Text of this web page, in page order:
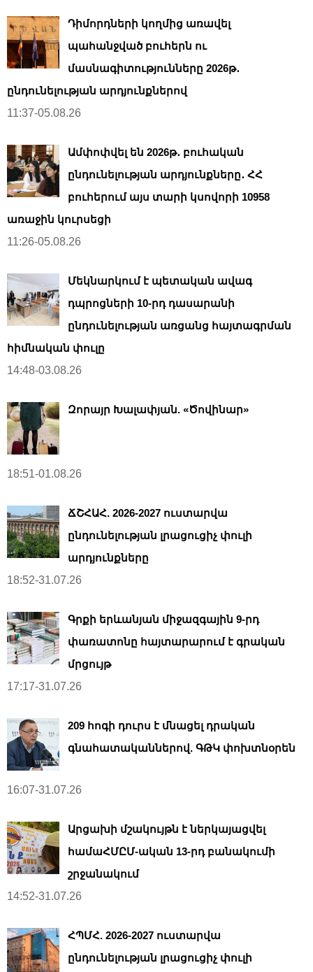
Դիմորդների կողմից առավել
պահանջված բուհերն ու
մասնագիտությունները 2026թ․
ընդունելության արդյունքներով
11:37-05.08.26
Ամփոփվել են 2026թ․ բուհական
ընդունելության արդյունքները․ ՀՀ
բուհերում այս տարի կսովորի 10958
առաջին կուրսեցի
11:26-05.08.26
Մեկնարկում է պետական ավագ
դպրոցների 10-րդ դասարանի
ընդունելության առցանց հայտագրման
հիմնական փուլը
14:48-03.08.26
Զորայր Խալափյան. «Ծովինար»
18:51-01.08.26
ՃՇՀԱՀ. 2026-2027 ուստարվա
ընդունելության լրացուցիչ փուլի
արդյունքները
18:52-31.07.26
Գրքի երևանյան միջազգային 9-րդ
փառատոնը հայտարարում է գրական
մրցույթ
17:17-31.07.26
209 հոգի դուրս է մնացել դրական
գնահատականներով. ԳԹԿ փոխտնօրեն
16:07-31.07.26
Արցախի մշակույթն է ներկայացվել
համաՀՄԸՄ-ական 13-րդ բանակումի
շրջանակում
14:52-31.07.26
ՀՊՄՀ. 2026-2027 ուստարվա
ընդունելության լրացուցիչ փուլի